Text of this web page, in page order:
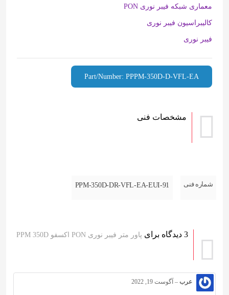
معماری شبکه فیبر نوری PON
کالیبراسیون فیبر نوری
فیبر نوری
Part/Number: PPPM-350D-D-VFL-EA
مشخصات فنی
شماره فنی PPM-350D-DR-VFL-EA-EUI-91
3 دیدگاه برای پاور متر فیبر نوری PON اکسفو PPM 350D
عرب– آگوست 19, 2022